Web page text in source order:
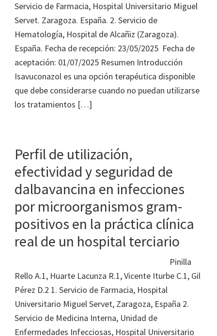
Servicio de Farmacia, Hospital Universitario Miguel
Servet. Zaragoza. España. 2. Servicio de
Hematología, Hospital de Alcañiz (Zaragoza).
España. Fecha de recepción: 23/05/2025 Fecha de
aceptación: 01/07/2025 Resumen Introducción
Isavuconazol es una opción terapéutica disponible
que debe considerarse cuando no puedan utilizarse
los tratamientos […]
Perfil de utilización,
efectividad y seguridad de
dalbavancina en infecciones
por microorganismos gram-
positivos en la práctica clínica
real de un hospital terciario
Pinilla
Rello A.1, Huarte Lacunza R.1, Vicente Iturbe C.1, Gil
Pérez D.2 1. Servicio de Farmacia, Hospital
Universitario Miguel Servet, Zaragoza, España 2.
Servicio de Medicina Interna, Unidad de
Enfermedades Infecciosas, Hospital Universitario